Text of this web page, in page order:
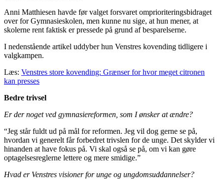
Anni Matthiesen havde før valget forsvaret omprioriteringsbidraget
over for Gymnasieskolen, men kunne nu sige, at hun mener, at
skolerne rent faktisk er pressede på grund af besparelserne.
I nedenstående artikel uddyber hun Venstres kovending tidligere i
valgkampen.
Læs: Venstres store kovending: Grænser for hvor meget citronen
kan presses
Bedre trivsel
Er der noget ved gymnasiereformen, som I ønsker at ændre?
“Jeg står fuldt ud på mål for reformen. Jeg vil dog gerne se på,
hvordan vi generelt får forbedret trivslen for de unge. Det skylder vi
hinanden at have fokus på. Vi skal også se på, om vi kan gøre
optagelsesreglerne lettere og mere smidige.”
Hvad er Venstres visioner for unge og ungdomsuddannelser?